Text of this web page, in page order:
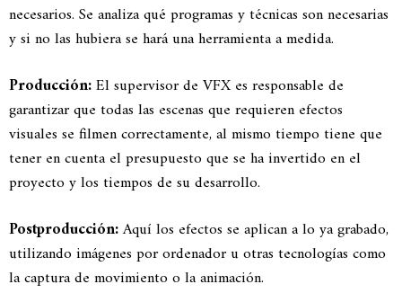
necesarios. Se analiza qué programas y técnicas son necesarias
y si no las hubiera se hará una herramienta a medida.
Producción:El supervisor de VFX es responsable de
garantizar que todas las escenas que requieren efectos
visuales se filmen correctamente, al mismo tiempo tiene que
tener en cuenta el presupuesto que se ha invertido en el
proyecto y los tiempos de su desarrollo.
Postproducción:Aquí los efectos se aplican a lo ya grabado,
utilizando imágenes por ordenador u otras tecnologías como
la captura de movimiento o la animación.